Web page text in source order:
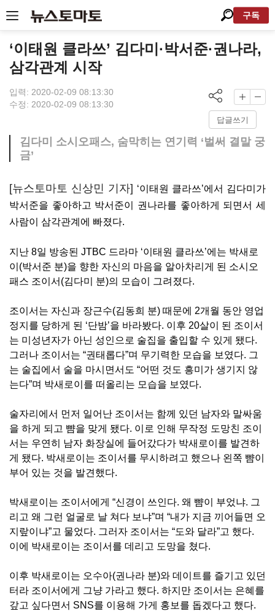
구독
‘이태원 클라쓰’ 김다미·박서준·권나라,
삼각관계 시작
입력: 2020-02-09 08:13:30
수정: 2020-02-09 08:13:30
답글쓰기
김다미 소시오패스, 숨막히는 연기력 ‘벌써 결말 궁
금’
[뉴스토마토 신상민 기자] ‘이태원 클라쓰’에서 김다미가
박서준을 좋아하고 박서준이 권나라를 좋아하게 되면서 세
사람이 삼각관계에 빠졌다.
지난 8일 방송된 JTBC 드라마 ‘이태원 클라쓰’에는 박새로
이 (박서준 분)을 향한 자신의 마음을 알아차리게 된 소시오
패스 조이서 (김다미 분)의 모습이 그려졌다.
조이서는 자신과 장근수(김동희 분) 때문에 2개월 동안 영업
정지를 당하게 된 ‘단밤’을 바라봤다. 이후 20살이 된 조이서
는 미성년자가 아닌 성인으로 술집을 출입할 수 있게 됐다.
그러나 조이서는 “권태롭다”며 무기력한 모습을 보였다. 그
는 술집에서 술을 마시면서도 “어떤 것도 흥미가 생기지 않
는다”며 박새로이를 떠올리는 모습을 보였다.
술자리에서 먼저 일어난 조이서는 함께 있던 남자와 말싸움
을 하게 되고 뺨을 맞게 됐다. 이로 인해 무작정 도망친 조이
서는 우연히 남자 화장실에 들어갔다가 박새로이를 발견하
게 됐다. 박새로이는 조이서를 무시하려고 했으나 왼쪽 뺨이
부어 있는 것을 발견했다.
박새로이는 조이서에게 “신경이 쓰인다. 왜 뺨이 부었냐. 그
리고 왜 그런 얼굴로 날 쳐다 보냐”며 “내가 지금 끼어들면 오
지랖이냐”고 물었다. 그러자 조이서는 “도와 달라”고 했다.
이에 박새로이는 조이서를 데리고 도망을 쳤다.
이후 박새로이는 오수아(권나라 분)와 데이트를 즐기고 있던
터라 조이서에게 그냥 가라고 했다. 하지만 조이서는 은혜를
갚고 싶다면서 SNS를 이용해 가게 홍보를 돕겠다고 했다.